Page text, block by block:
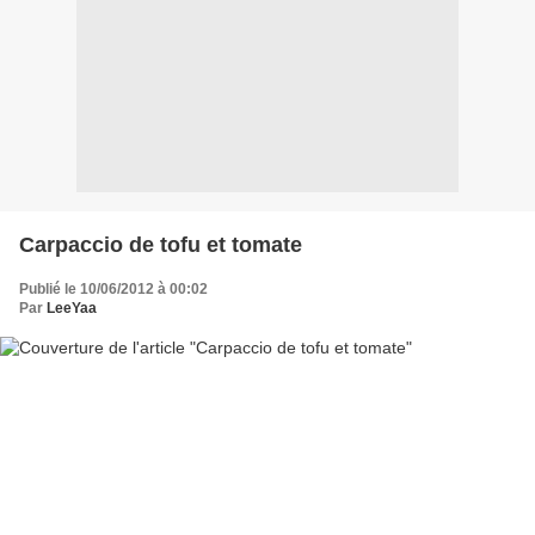
Carpaccio de tofu et tomate
Publié le 10/06/2012 à 00:02
Par LeeYaa